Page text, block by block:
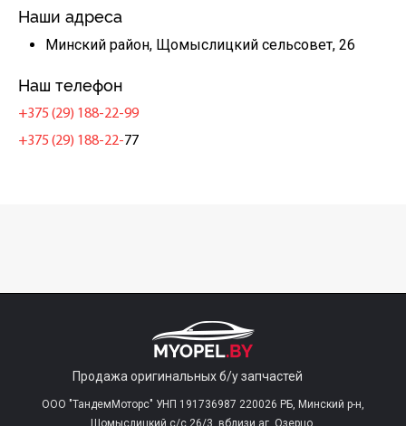
Наши адреса
Минский район, Щомыслицкий сельсовет, 26
Наш телефон
+375 (29) 188-22-99
+375 (29) 188-22-77
Продажа оригинальных б/у запчастей
ООО "ТандемМоторс" УНП 191736987 220026 РБ, Минский р-н,
Щомыслицкий с/c 26/3, вблизи аг. Озерцо.